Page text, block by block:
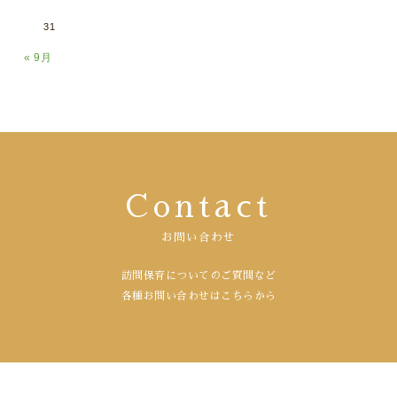
31
« 9月
Contact
お問い合わせ
訪問保育についてのご質問など
各種お問い合わせはこちらから